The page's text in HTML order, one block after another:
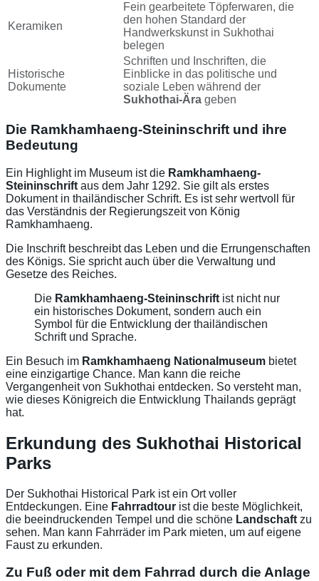
Keramiken
Fein gearbeitete Töpferwaren, die
den hohen Standard der
Handwerkskunst in Sukhothai
belegen
Historische
Dokumente
Schriften und Inschriften, die
Einblicke in das politische und
soziale Leben während der
Sukhothai-Ära geben
Die Ramkhamhaeng-Steininschrift und ihre
Bedeutung
Ein Highlight im Museum ist die Ramkhamhaeng-
Steininschrift aus dem Jahr 1292. Sie gilt als erstes
Dokument in thailändischer Schrift. Es ist sehr wertvoll für
das Verständnis der Regierungszeit von König
Ramkhamhaeng.
Die Inschrift beschreibt das Leben und die Errungenschaften
des Königs. Sie spricht auch über die Verwaltung und
Gesetze des Reiches.
Die Ramkhamhaeng-Steininschrift ist nicht nur
ein historisches Dokument, sondern auch ein
Symbol für die Entwicklung der thailändischen
Schrift und Sprache.
Ein Besuch im Ramkhamhaeng Nationalmuseum bietet
eine einzigartige Chance. Man kann die reiche
Vergangenheit von Sukhothai entdecken. So versteht man,
wie dieses Königreich die Entwicklung Thailands geprägt
hat.
Erkundung des Sukhothai Historical
Parks
Der Sukhothai Historical Park ist ein Ort voller
Entdeckungen. Eine Fahrradtour ist die beste Möglichkeit,
die beeindruckenden Tempel und die schöne Landschaft zu
sehen. Man kann Fahrräder im Park mieten, um auf eigene
Faust zu erkunden.
Zu Fuß oder mit dem Fahrrad durch die Anlage